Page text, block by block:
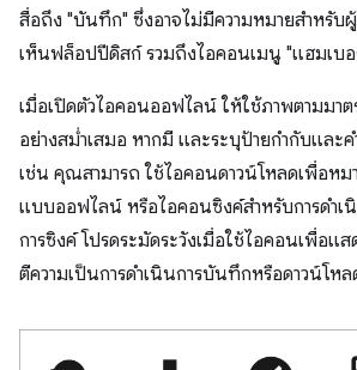
สื่อถึง "บันทึก" ซึ่งอาจไม่มีความหมายสำหรับ
เห็นฟล็อปปีดิสก์ รวมถึงไอคอนเมนู "แฮมเบอ
เมื่อเปิดตัวไอคอนออฟไลน์ ให้ใช้ภาพตามมา
อย่างสม่ำเสมอ หากมี และระบุป้ายกำกับและ
เช่น คุณสามารถ ใช้ไอคอนดาวน์โหลดเพื่อหม
แบบออฟไลน์ หรือไอคอนซิงค์สำหรับการดำเ
การซิงค์ โปรดระมัดระวังเมื่อใช้ไอคอนเพื่อแ
ตีความเป็นการดำเนินการบันทึกหรือดาวน์โห